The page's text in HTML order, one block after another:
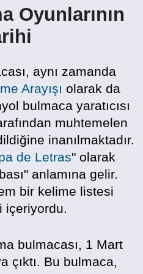
Oyunlarının
aynı zamanda
Arayışı olarak da
bulmaca yaratıcısı
muhtemelen
inanılmaktadır.
de Letras" olarak
anlamına gelir.
bir kelime listesi
içeriyordu.
bulmacası, 1 Mart
çıktı. Bu bulmaca,